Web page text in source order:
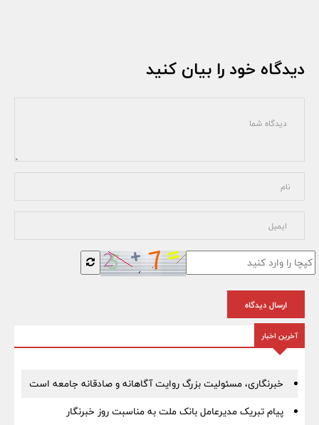
دیدگاه خود را بیان کنید
ارسال دیدگاه
آخرین اخبار
خبرنگاری، مسئولیت بزرگ روایت آگاهانه و صادقانه جامعه است
پیام تبریک مدیرعامل بانک ملت به مناسبت روز خبرنگار